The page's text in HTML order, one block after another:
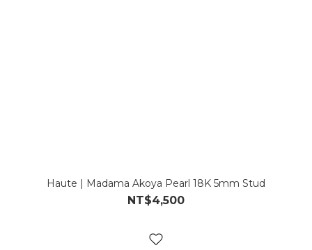
Haute | Madama Akoya Pearl 18K 5mm Stud
NT$4,500